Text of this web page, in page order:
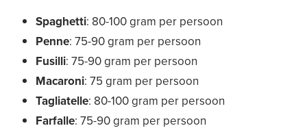
Spaghetti: 80-100 gram per persoon
Penne: 75-90 gram per persoon
Fusilli: 75-90 gram per persoon
Macaroni: 75 gram per persoon
Tagliatelle: 80-100 gram per persoon
Farfalle: 75-90 gram per persoon